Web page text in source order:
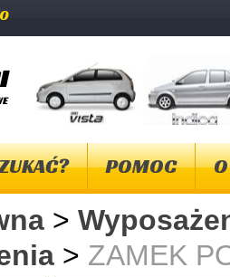
POMOC
>
> ZAMEK